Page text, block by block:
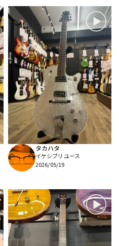
タカハタ
イケシブリユース
2026/05/19